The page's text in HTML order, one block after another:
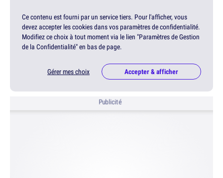
Ce contenu est fourni par un service tiers. Pour l'afficher, vous
devez accepter les cookies dans vos paramètres de confidentialité.
Modifiez ce choix à tout moment via le lien "Paramètres de Gestion
de la Confidentialité" en bas de page.
Gérer mes choix Accepter & afficher
Publicité